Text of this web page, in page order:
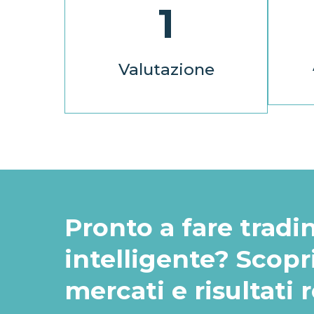
1
Valutazione
liquidità e la traiettoria di
soluzione giusta per il tuo
Pronto a fare
intelligente?
mercati e risultati